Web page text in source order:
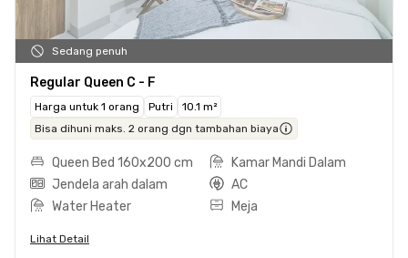
Sedang penuh
Regular Queen C - F
Harga untuk 1 orang Putri
10.1 m²
Bisa dihuni maks. 2 orang dgn tambahan biaya
Queen Bed 160x200 cm
Kamar Mandi Dalam
Jendela arah dalam
AC
Water Heater
Meja
Lihat Detail